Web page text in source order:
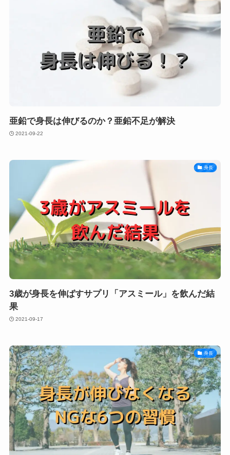
亜鉛で身長は伸びるのか？亜鉛不足が解決
2021-09-22
身長
3歳が身長を伸ばすサプリ「アスミール」を飲んだ結
果
2021-09-17
身長